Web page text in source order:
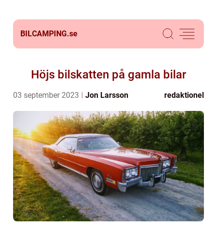
BILCAMPING.se
Höjs bilskatten på gamla bilar
03 september 2023 Jon Larsson redaktionel